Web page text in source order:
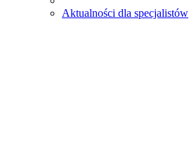
Aktualności dla specjalistów